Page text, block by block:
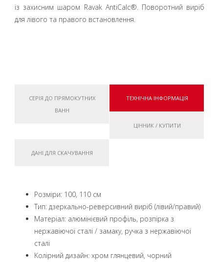
із захисним шаром Ravak AntiCalc®. Поворотний виріб
для лівого та правого встановлення.
СЕРІЯ ДО ПРЯМОКУТНИХ
ВАНН
ТЕХНІЧНА ІНФОРМАЦІЯ
ЦІННИК / КУПИТИ
ДАНІ ДЛЯ СКАЧУВАННЯ
Pозміри: 100, 110 см
Тип: дзеркально-реверсивний виріб (лівий/правий)
Матеріал: алюмінієвий профіль, розпірка з
нержавіючої сталі / замаку, ручка з нержавіючої
сталі
Kолірний дизайн: хром глянцевий, чорний